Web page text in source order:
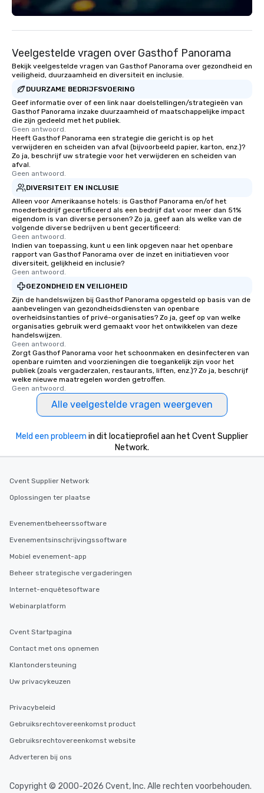
seniority, and
Veelgestelde vragen over Gasthof Panorama
Bekijk veelgestelde vragen van Gasthof Panorama over gezondheid en
veiligheid, duurzaamheid en diversiteit en inclusie.
DUURZAME BEDRIJFSVOERING
Geef informatie over of een link naar doelstellingen/strategieën van
Gasthof Panorama inzake duurzaamheid of maatschappelijke impact
die zijn gedeeld met het publiek.
Geen antwoord.
Heeft Gasthof Panorama een strategie die gericht is op het
verwijderen en scheiden van afval (bijvoorbeeld papier, karton, enz.)?
Zo ja, beschrijf uw strategie voor het verwijderen en scheiden van
afval.
Geen antwoord.
DIVERSITEIT EN INCLUSIE
Alleen voor Amerikaanse hotels: is Gasthof Panorama en/of het
moederbedrijf gecertificeerd als een bedrijf dat voor meer dan 51%
eigendom is van diverse personen? Zo ja, geef aan als welke van de
volgende diverse bedrijven u bent gecertificeerd:
Geen antwoord.
Indien van toepassing, kunt u een link opgeven naar het openbare
rapport van Gasthof Panorama over de inzet en initiatieven voor
diversiteit, gelijkheid en inclusie?
Geen antwoord.
GEZONDHEID EN VEILIGHEID
Zijn de handelswijzen bij Gasthof Panorama opgesteld op basis van de
aanbevelingen van gezondheidsdiensten van openbare
overheidsinstanties of privé-organisaties? Zo ja, geef op van welke
organisaties gebruik werd gemaakt voor het ontwikkelen van deze
handelswijzen.
Geen antwoord.
Zorgt Gasthof Panorama voor het schoonmaken en desinfecteren van
openbare ruimten and voorzieningen die toegankelijk zijn voor het
publiek (zoals vergaderzalen, restaurants, liften, enz.)? Zo ja, beschrijf
welke nieuwe maatregelen worden getroffen.
Geen antwoord.
Alle veelgestelde vragen weergeven
Meld een probleem in dit locatieprofiel aan het Cvent Supplier
Network.
Cvent Supplier Network
Oplossingen ter plaatse
Evenementbeheerssoftware
Evenementsinschrijvingssoftware
Mobiel evenement-app
Beheer strategische vergaderingen
Internet-enquêtesoftware
Webinarplatform
Cvent Startpagina
Contact met ons opnemen
Klantondersteuning
Uw privacykeuzen
Privacybeleid
Gebruiksrechtovereenkomst product
Gebruiksrechtovereenkomst website
Adverteren bij ons
Copyright © 2000-2026 Cvent, Inc. Alle rechten voorbehouden.